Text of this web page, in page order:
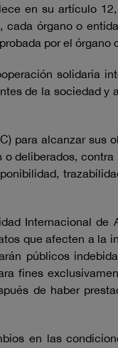
en su artículo
órgano o
por el órgano
solidaria
de la sociedad y
para alcanzar sus
deliberados,
Internacional de
que afecten a la
públicos
fines
de haber
en las